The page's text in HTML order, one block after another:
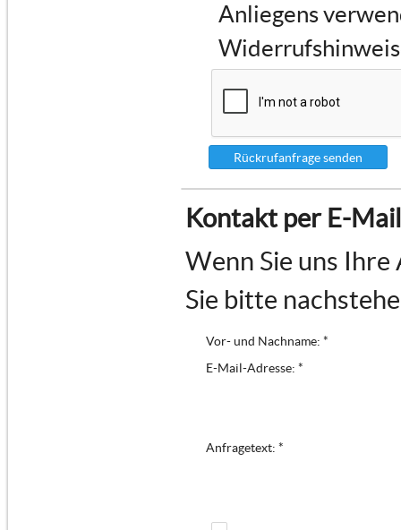
Anliegens
Rückrufanfrage senden
Kontakt per E-Mail
Wenn Sie uns
Sie bitte
Vor- und Nachname: *
E-Mail-Adresse: *
Anfragetext: *